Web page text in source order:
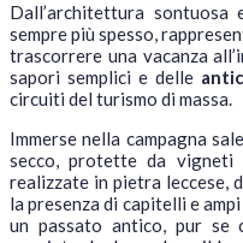
Dall’architettura sontuosa
sempre più spesso,
trascorrere una vacanza
sapori semplici e delle
circuiti del turismo di massa.
Immerse nella campagna
secco, protette da vigneti
realizzate in pietra leccese,
la presenza di capitelli e
un passato antico, pur